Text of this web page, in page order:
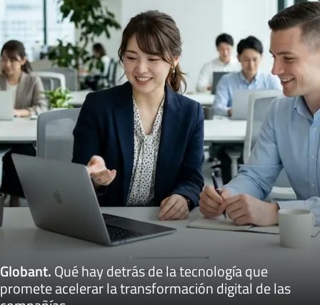
Globant.Qué hay detrás de la tecnología que
promete acelerar la transformación digital de las